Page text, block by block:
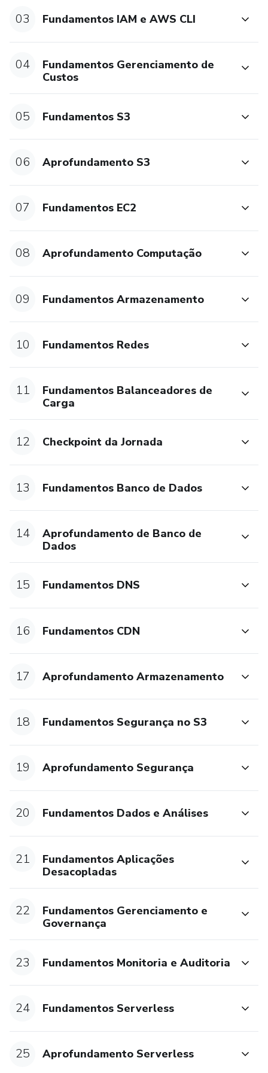
03 Fundamentos IAM e AWS CLI
04
Fundamentos Gerenciamento de
Custos
05 Fundamentos S3
06 Aprofundamento S3
07 Fundamentos EC2
08 Aprofundamento Computação
09 Fundamentos Armazenamento
10 Fundamentos Redes
11
Fundamentos Balanceadores de
Carga
12 Checkpoint da Jornada
13 Fundamentos Banco de Dados
14
Aprofundamento de Banco de
Dados
15 Fundamentos DNS
16 Fundamentos CDN
17 Aprofundamento Armazenamento
18 Fundamentos Segurança no S3
19 Aprofundamento Segurança
20 Fundamentos Dados e Análises
21
Fundamentos Aplicações
Desacopladas
22
Fundamentos Gerenciamento e
Governança
23 Fundamentos Monitoria e Auditoria
24 Fundamentos Serverless
25 Aprofundamento Serverless